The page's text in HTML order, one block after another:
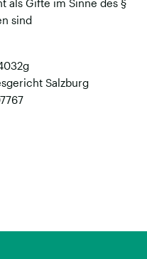
als Gifte im Sinne des §
sind
Salzburg